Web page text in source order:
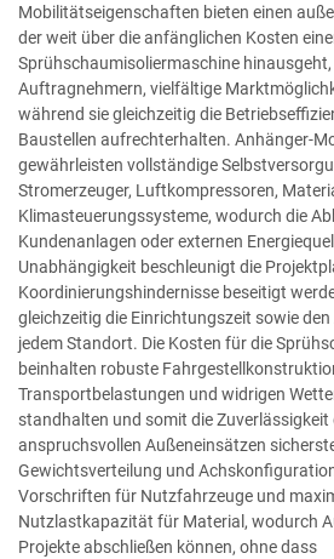
Mobilitätseigenschaften bieten einen
der weit über die anfänglichen Kosten
Sprühschaumisoliermaschine
Auftragnehmern, vielfältige
während sie gleichzeitig die
Baustellen aufrechterhalten. Anhänger-
gewährleisten vollständige
Stromerzeuger, Luftkompressoren,
Klimasteuerungssysteme, wodurch die
Kundenanlagen oder externen
Unabhängigkeit beschleunigt die
Koordinierungshindernisse beseitigt
gleichzeitig die Einrichtungszeit sowie
jedem Standort. Die Kosten für die
beinhalten robuste
Transportbelastungen und widrigen
standhalten und somit die
anspruchsvollen Außeneinsätzen
Gewichtsverteilung und
Vorschriften für Nutzfahrzeuge und
Nutzlastkapazität für Material, wodurch
Projekte abschließen können, ohne dass